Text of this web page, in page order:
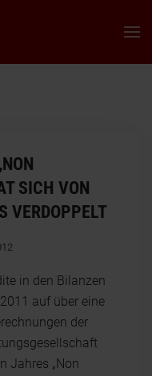
SICH VON
VERDOPPELT
in den Bilanzen
auf über eine
der
Jahres „Non